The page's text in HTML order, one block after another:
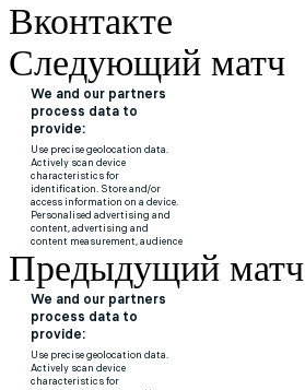
Вконтакте
Следующий матч
Предыдущий матч